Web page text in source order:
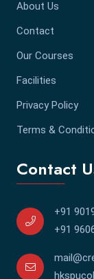
About Us
Contact
Our Courses
Facilities
Privacy Policy
Terms &
Contact
+91
+91